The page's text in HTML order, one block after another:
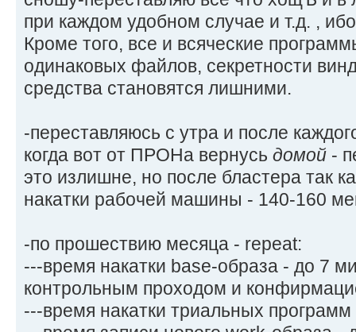
при каждом удобном случае и т.д. ,
Кроме того, все и всяческие
одинаковых файлов, секретности
средства становятся лишними.
-переставляюсь с утра и после
когда вот от ПРОНа вернусь домой -
это излишне, но после бластера так
накатки рабочей машины - 140-160
-по прошествию месяца - repeat:
---время накатки base-образа - до 7
контрольным проходом и
---время накатки триальных